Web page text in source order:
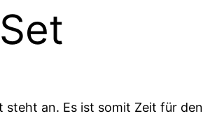
steht an. Es ist somit Zeit für den